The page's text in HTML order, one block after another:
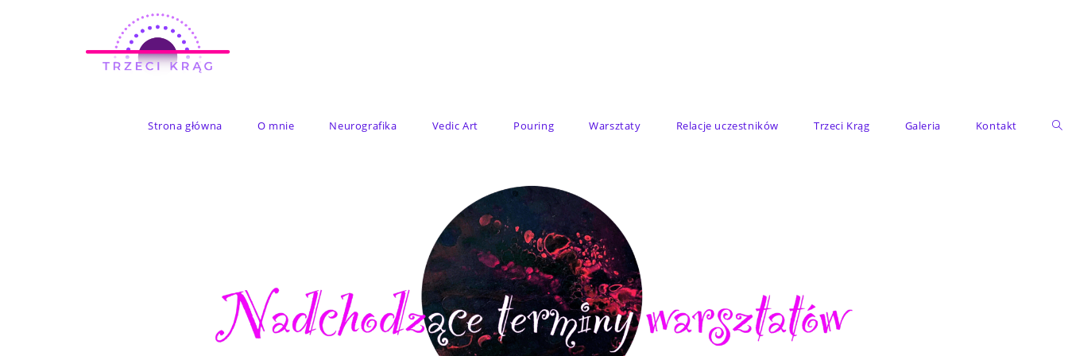
Strona główna O mnie Neurografika Vedic Art Pouring Warsztaty Relacje uczestników Trzeci Krąg Galeria Kontakt